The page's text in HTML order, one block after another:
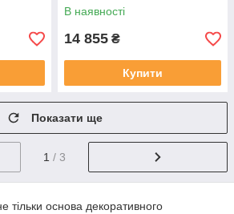
В наявності
14 855 ₴
Купити
Показати ще
1 / 3
тільки основа декоративного